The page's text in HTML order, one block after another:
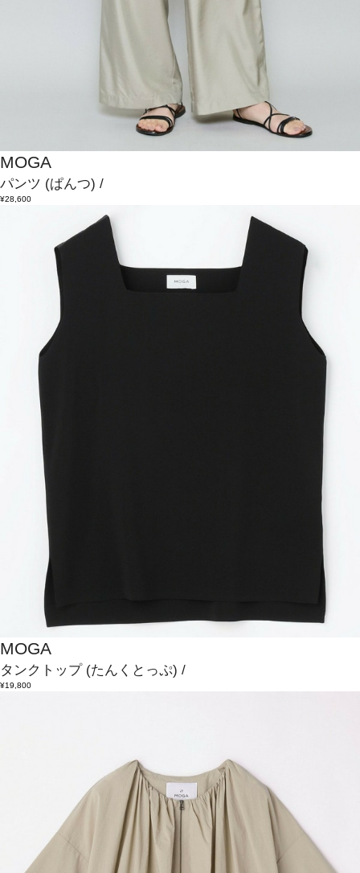
MOGA
パンツ (ぱんつ) /
¥28,600
MOGA
タンクトップ (たんくとっぷ) /
¥19,800